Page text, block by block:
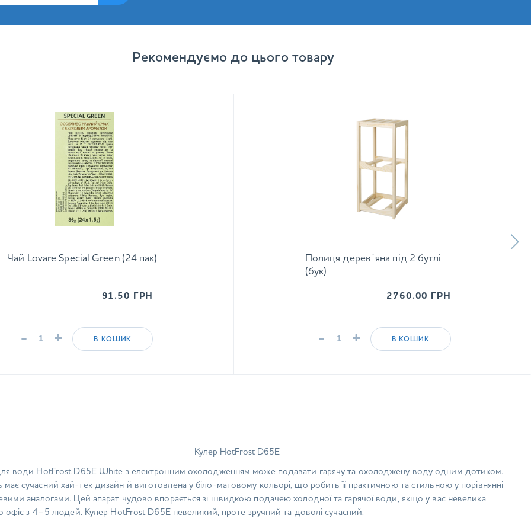
Рекомендуємо до цього товару
Чай Lovare Special Green (24 пак)
91.50 ГРН
- + В КОШИК
Полиця дерев`яна під 2 бутлі
(бук)
2760.00 ГРН
- + В КОШИК
Кулер HotFrost D65E
води HotFrost D65E White з електронним охолодженням може подавати гарячу та охолоджену воду одним дотиком.
сучасний хай-тек дизайн й виготовлена у біло-матовому кольорі, що робить її практичною та стильною у порівнянні
аналогами. Цей апарат чудово впорається зі швидкою подачею холодної та гарячої води, якщо у вас невелика
офіс з 4–5 людей. Кулер HotFrost D65E невеликий, проте зручний та доволі сучасний.